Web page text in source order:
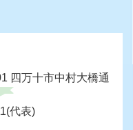
四万十市中村大橋通
代表)